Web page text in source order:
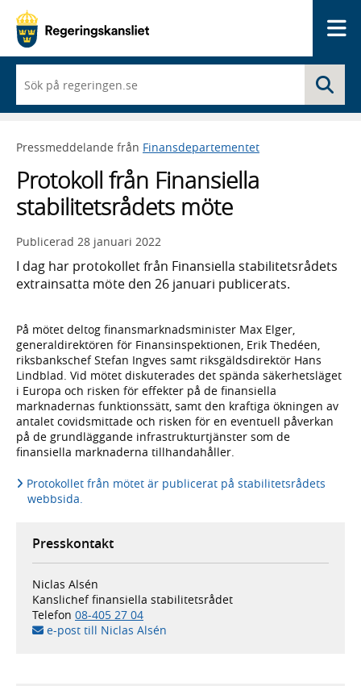
du
börjar
skriva
framträder
lista
med
sökförslag
Pressmeddelande från Finansdepartementet
Protokoll från Finansiella
stabilitetsrådets möte
Publicerad 28 januari 2022
I dag har protokollet från Finansiella stabilitetsrådets
extrainsatta möte den 26 januari publicerats.
På mötet deltog finansmarknadsminister Max Elger,
generaldirektören för Finansinspektionen, Erik Thedéen,
riksbankschef Stefan Ingves samt riksgäldsdirektör Hans
Lindblad. Vid mötet diskuterades det spända säkerhetsläget
i Europa och risken för effekter på de finansiella
marknadernas funktionssätt, samt den kraftiga ökningen av
antalet covidsmittade och risken för en eventuell påverkan
på de grundläggande infrastrukturtjänster som de
finansiella marknaderna tillhandahåller.
Protokollet från mötet är publicerat på stabilitetsrådets
webbsida.
Presskontakt
Niclas Alsén
Kanslichef finansiella stabilitetsrådet
Telefon 08-405 27 04
e-post till Niclas Alsén